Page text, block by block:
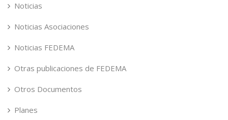
Noticias
Noticias Asociaciones
Noticias FEDEMA
Otras publicaciones de FEDEMA
Otros Documentos
Planes